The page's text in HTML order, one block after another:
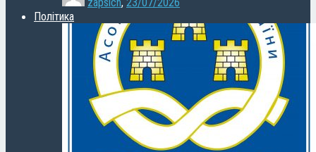
zapsich, 23/07/2026
Політика